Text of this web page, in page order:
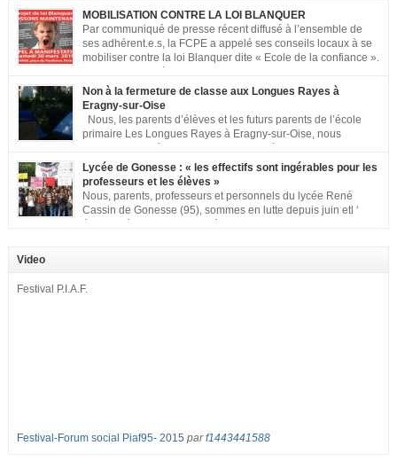
MOBILISATION CONTRE LA LOI BLANQUER
Par communiqué de presse récent diffusé à l’ensemble de
ses adhérent.e.s, la FCPE a appelé ses conseils locaux à se
mobiliser contre la loi Blanquer dite « Ecole de la confiance ».
Pour vous aider à organiser les actions localement, la FCPE
met à votre disposition ce kit de mobilisation comprenant : 1 affiche
appelant […]
Non à la fermeture de classe aux Longues Rayes à
Eragny-sur-Oise
Nous, les parents d’élèves et les futurs parents de l’école
primaire Les Longues Rayes à Eragny-sur-Oise, nous
classe aux Longues Rayes ». Non à la dégradation continue des conditions
d’accueil et d’apprentissage de nos enfants à l’école primaire. Chaque
enfant a droit à […]
Lycée de Gonesse : « les effectifs sont ingérables pour les
professeurs et les élèves »
Nous, parents, professeurs et personnels du lycée René
Cassin de Gonesse (95), sommes en lutte depuis juin etl ‘
2017 : – toutes les classes de secondes entre 34 et 35 élèves ! – de
nombreuses classes de première et […]
Video
Festival P.I.A.F.
Festival-Forum social Piaf95- 2015 parf1443441588